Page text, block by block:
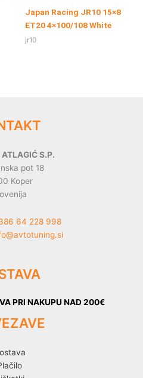
Japan Racing JR10 15×8
ET20 4×100/108 White
jr10
S.P.
pot 18
Koper
64 228 998
PRI NAKUPU NAD 200€